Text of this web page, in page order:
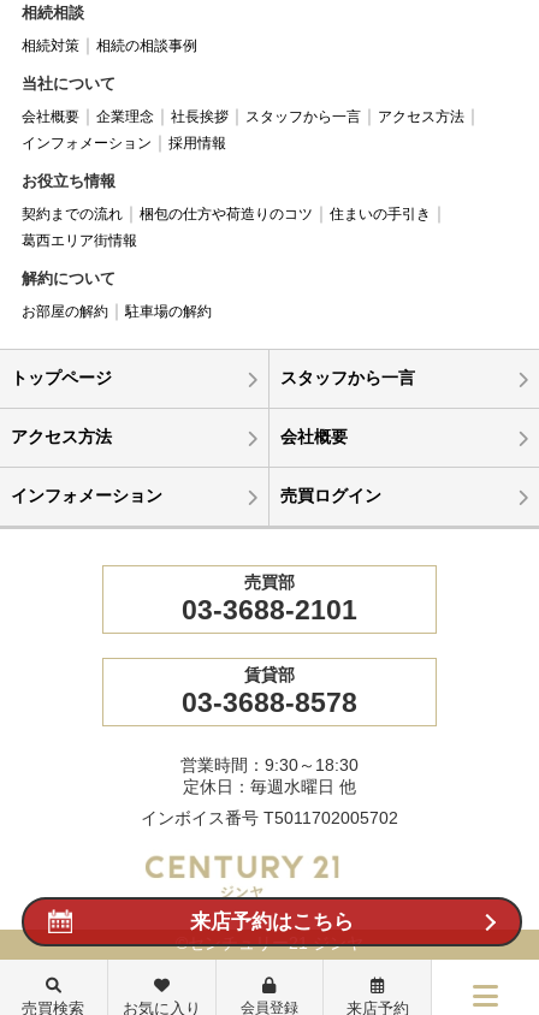
相続相談
相続対策 相続の相談事例
当社について
会社概要 企業理念 社長挨拶 スタッフから一言
アクセス方法
インフォメーション
採用情報
お役立ち情報
契約までの流れ 梱包の仕方や荷造りのコツ
住まいの手引き
葛西エリア街情報
解約について
お部屋の解約 駐車場の解約
トップページ スタッフから一言
アクセス方法 会社概要
インフォメーション 売買ログイン
売買部
03-3688-2101
賃貸部
03-3688-8578
営業時間：9:30～18:30
定休日：毎週水曜日 他
インボイス番号 T5011702005702
©センチュリー21 ジンヤ
来店予約はこちら
売買検索 お気に入り 会員登録 来店予約